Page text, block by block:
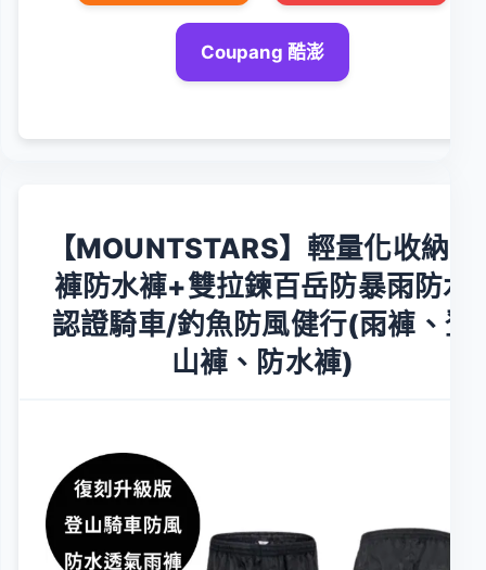
Coupang 酷澎
【MOUNTSTARS】輕量化收納雨
褲防水褲+雙拉鍊百岳防暴雨防水
認證騎車/釣魚防風健行(雨褲、登
山褲、防水褲)